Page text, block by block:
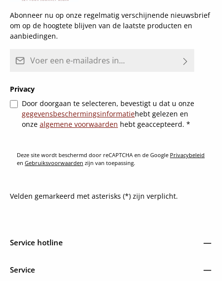
Abonneer nu op onze regelmatig verschijnende nieuwsbrief
om op de hoogtete blijven van de laatste producten en
aanbiedingen.
Privacy
Door doorgaan te selecteren, bevestigt u dat u onze
gegevensbeschermingsinformatiehebt gelezen en
onze algemene voorwaarden hebt geaccepteerd. *
Deze site wordt beschermd door reCAPTCHA en de Google Privacybeleid
en Gebruiksvoorwaarden zijn van toepassing.
Velden gemarkeerd met asterisks (*) zijn verplicht.
Service hotline
Service